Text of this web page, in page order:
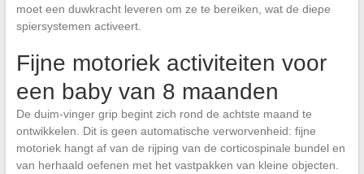
moet een duwkracht leveren om ze te bereiken, wat de diepe
spiersystemen activeert.
Fijne motoriek activiteiten voor
een baby van 8 maanden
De duim-vinger grip begint zich rond de achtste maand te
ontwikkelen. Dit is geen automatische verworvenheid: fijne
motoriek hangt af van de rijping van de corticospinale bundel en
van herhaald oefenen met het vastpakken van kleine objecten.